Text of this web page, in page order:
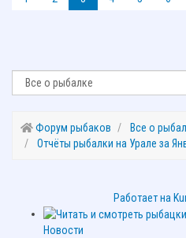
Форум рыбаков Все о
Отчёты рыбалки на Урале за
Работает на
Новости